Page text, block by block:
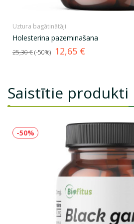
Uztura bagātinātāji
Holesterina pazeminašana
Standarta
cena
25,30 € -50% Cena
12,65 €
Saistītie produkti
-50%